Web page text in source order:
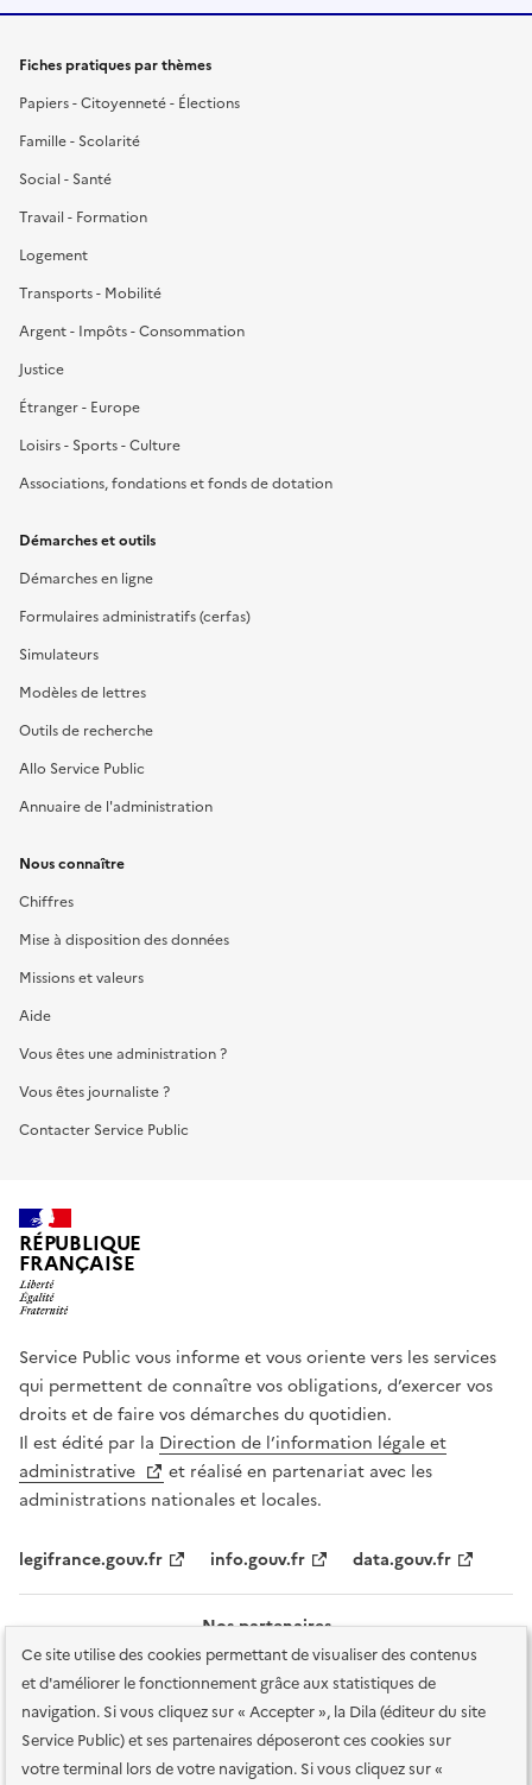
Ce site utilise des cookies permettant de visualiser des contenus
et d'améliorer le fonctionnement grâce aux statistiques de
navigation. Si vous cliquez sur « Accepter », la Dila (éditeur du site
Service Public) et ses partenaires déposeront ces cookies sur
votre terminal lors de votre navigation. Si vous cliquez sur «
Fiches pratiques par thèmes
Papiers - Citoyenneté - Élections
Famille - Scolarité
Social - Santé
Travail - Formation
Logement
Transports - Mobilité
Argent - Impôts - Consommation
Justice
Étranger - Europe
Loisirs - Sports - Culture
Associations, fondations et fonds de dotation
Démarches et outils
Démarches en ligne
Formulaires administratifs (cerfas)
Simulateurs
Modèles de lettres
Outils de recherche
Allo Service Public
Annuaire de l'administration
Nous connaître
Chiffres
Mise à disposition des données
Missions et valeurs
Aide
Vous êtes une administration ?
Vous êtes journaliste ?
Contacter Service Public
RÉPUBLIQUE
FRANÇAISE
Service Public vous informe et vous oriente vers les services
qui permettent de connaître vos obligations, d’exercer vos
droits et de faire vos démarches du quotidien.
Il est édité par la Direction de l’information légale et
administrative
et réalisé en partenariat avec les
administrations nationales et locales.
legifrance.gouv.fr info.gouv.fr data.gouv.fr
Nos partenaires
Plan du site Accessibilité : totalement conforme Accessibilité des